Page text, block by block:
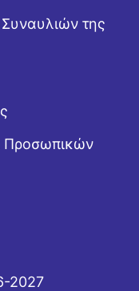
της
Προσωπικών
2027